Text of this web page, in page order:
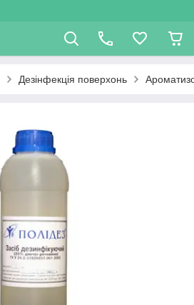
Дезінфекція поверхонь